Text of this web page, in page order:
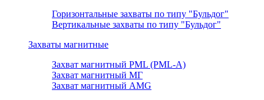
Горизонтальные захваты по типу "Бульдог"
Вертикальные захваты по типу "Бульдог"
Захваты магнитные
Захват магнитный PML (PML-A)
Захват магнитный МГ
Захват магнитный AMG